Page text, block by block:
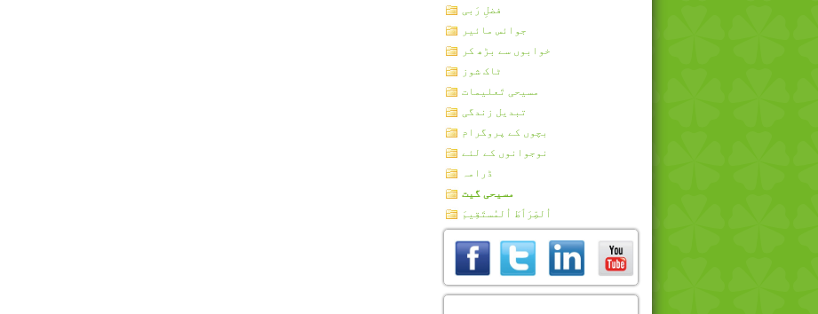
فضلِ رَبی
جوائس مائیر
خوابوں سے بڑھ کر
ٹاک شوز
مسیحی تَعلیمات
تبدیل زندگی
بچوں کے پروگرام
نوجوانوں کے لئے
ڈرامہ
مسیحی گیت
اُلصِّرَٲطَ اُلمُستَقِيمَ